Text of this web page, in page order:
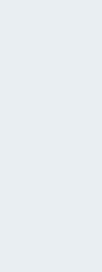
DÜNYA-AHİRET